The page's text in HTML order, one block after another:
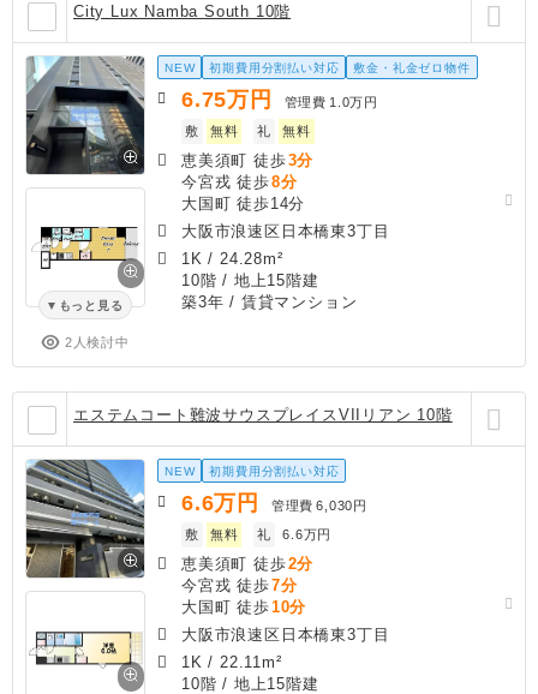
City Lux Namba South 10階
もっと見る
2人検討中
NEW 初期費用分割払い対応 敷金・礼金ゼロ物件
6.75万円 管理費 1.0万円
敷
無料 礼 無料
恵美須町 徒歩3分
今宮戎 徒歩8分
大国町 徒歩14分
大阪市浪速区日本橋東3丁目
1K / 24.28m²
10階 / 地上15階建
築3年 / 賃貸マンション
エステムコート難波サウスプレイスVIIリアン 10階
NEW 初期費用分割払い対応
6.6万円 管理費 6,030円
敷
無料 礼 6.6万円
恵美須町 徒歩2分
今宮戎 徒歩7分
大国町 徒歩10分
大阪市浪速区日本橋東3丁目
1K / 22.11m²
10階 / 地上15階建